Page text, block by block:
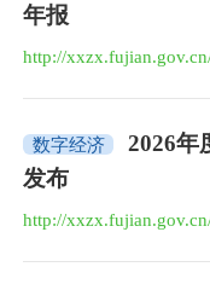
年报
http://
数字经济
2026年
发布
http://